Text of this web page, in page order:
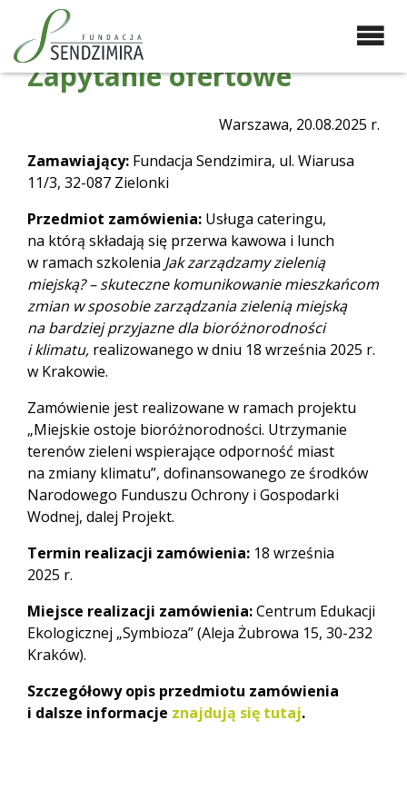
zawartości
Fundacja Sendzimira
Oferujemy wsparcie
doradcze i szkoleniowe z
specjalizacja to wdrażanie
błękitno-zielonej
miast do zmian klimatu
Zapytanie ofertowe
Warszawa, 20.08.2025 r.
Zamawiający: Fundacja Sendzimira, ul. Wiarusa
11/3, 32-087 Zielonki
Przedmiot zamówienia: Usługa cateringu,
na którą składają się przerwa kawowa i lunch
w ramach szkolenia Jak zarządzamy zielenią
miejską? – skuteczne komunikowanie mieszkańcom
zmian w sposobie zarządzania zielenią miejską
na bardziej przyjazne dla bioróżnorodności
i klimatu, realizowanego w dniu 18 września 2025 r.
w Krakowie.
Zamówienie jest realizowane w ramach projektu
„Miejskie ostoje bioróżnorodności. Utrzymanie
terenów zieleni wspierające odporność miast
na zmiany klimatu”, dofinansowanego ze środków
Narodowego Funduszu Ochrony i Gospodarki
Wodnej, dalej Projekt.
Termin realizacji zamówienia: 18 września
2025 r.
Miejsce realizacji zamówienia:Centrum Edukacji
Ekologicznej „Symbioza” (Aleja Żubrowa 15, 30-232
Kraków).
Szczegółowy opis przedmiotu zamówienia
i dalsze informacje znajdują się tutaj.